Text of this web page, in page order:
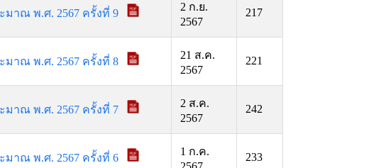
มาณ พ.ศ. 2567 ครั้งที่ 9
2 ก.ย.
2567
217
มาณ พ.ศ. 2567 ครั้งที่ 8
21 ส.ค.
2567
221
มาณ พ.ศ. 2567 ครั้งที่ 7
2 ส.ค.
2567
242
มาณ พ.ศ. 2567 ครั้งที่ 6
1 ก.ค.
233